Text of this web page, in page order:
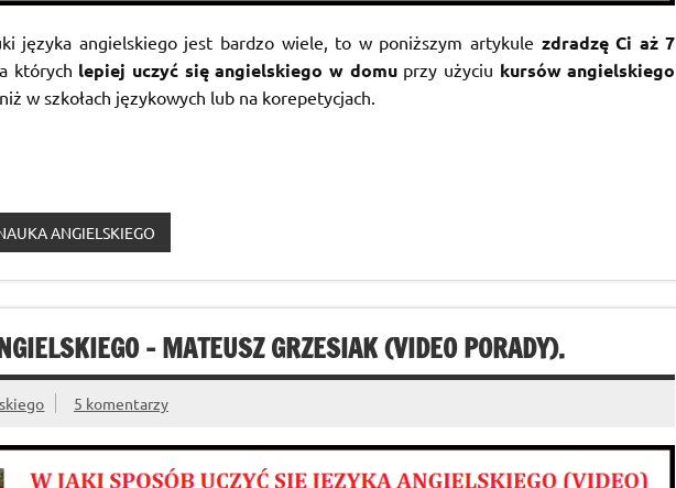
języka angielskiego jest bardzo wiele, to w poniższym artykule zdradzę Ci aż 7
których lepiej uczyć się angielskiego w domuprzy użyciu kursów angielskiego
w szkołach językowych lub na korepetycjach.
ANGIELSKIEGO
– MATEUSZ GRZESIAK (VIDEO PORADY).
5 komentarzy